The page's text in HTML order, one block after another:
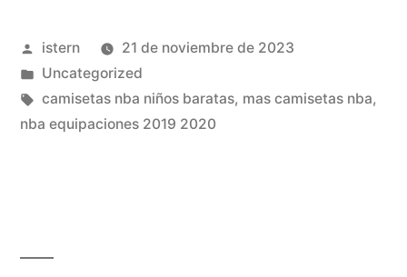
Publicado
por
istern
21 de noviembre de 2023
Publicado
en
Uncategorized
Etiquetas:
camisetas nba niños baratas, mas camisetas nba,
nba equipaciones 2019 2020